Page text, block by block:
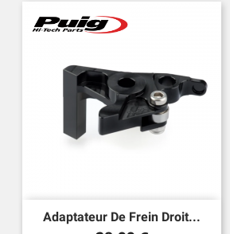
Adaptateur De Frein Droit...